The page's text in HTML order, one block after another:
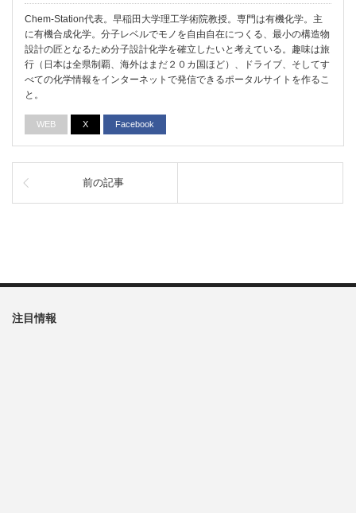
Chem-Station代表。早稲田大学理工学術院教授。専門は有機化学。主
に有機合成化学。分子レベルでモノを自由自在につくる、最小の構造物
設計の匠となるため分子設計化学を確立したいと考えている。趣味は旅
行（日本は全県制覇、海外はまだ２０カ国ほど）、ドライブ、そしてす
べての化学情報をインターネットで発信できるポータルサイトを作るこ
と。
WEB X Facebook
前の記事
注目情報